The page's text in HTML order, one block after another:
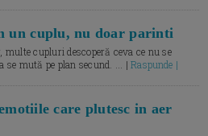
un cuplu, nu doar parinti
multe cupluri descoperă ceva ce nu se
se mută pe plan secund. ... |Raspunde |
care plutesc in aer